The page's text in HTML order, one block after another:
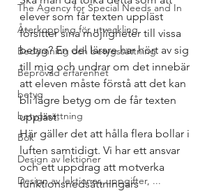
The Agency for Special Needs and In
Återkoppling för utveckling
Bedömning och betygssättning
Beprövad erfarenhet
betyg
betygssättning
Bok
Design av lektioner
Design av lektioner, uppgifter, ...
elever som får texten uppläst
försitter sina möjligheter till vissa
betyg? En del lärare har hört av sig
till mig och undrar om det innebär
att eleven måste förstå att det kan
bli lägre betyg om de får texten
uppläst.
Här gäller det att hålla flera bollar i
luften samtidigt. Vi har ett ansvar
och ett uppdrag att motverka
funktionsnedsättningars